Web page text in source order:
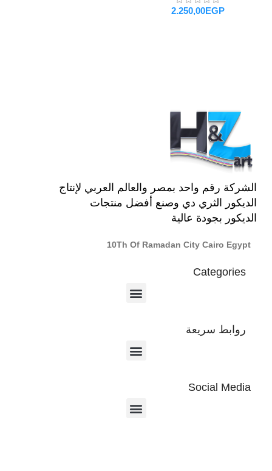
EGP
الشركة رقم واحد بمصر والعالم العربي لإنتاج
الديكور الثري دي وصنع أفضل منتجات
الديكور بجودة عالية
10Th Of Ramadan City Cairo Egypt
Categories
روابط سريعة
Social Media